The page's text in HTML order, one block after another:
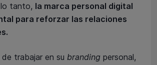
tanto, la marca personal digital
para reforzar las relaciones
trabajar en su branding personal,